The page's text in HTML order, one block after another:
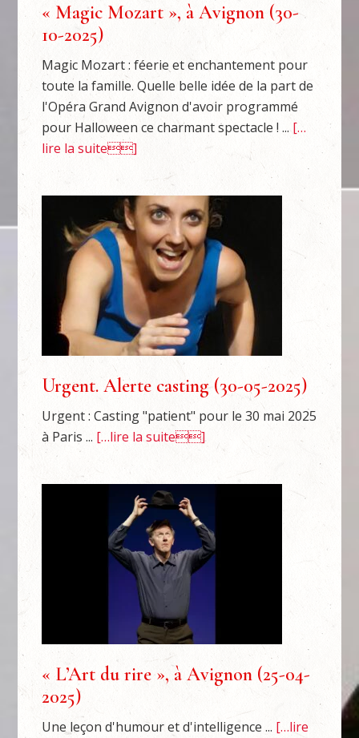
« Magic Mozart », à Avignon (30-
10-2025)
Magic Mozart : féerie et enchantement pour
toute la famille. Quelle belle idée de la part de
l'Opéra Grand Avignon d'avoir programmé
pour Halloween ce charmant spectacle ! ... […
lire la suite]
Urgent. Alerte casting (30-05-2025)
Urgent : Casting "patient" pour le 30 mai 2025
à Paris ... […lire la suite]
« L’Art du rire », à Avignon (25-04-
2025)
Une leçon d'humour et d'intelligence ... […lire